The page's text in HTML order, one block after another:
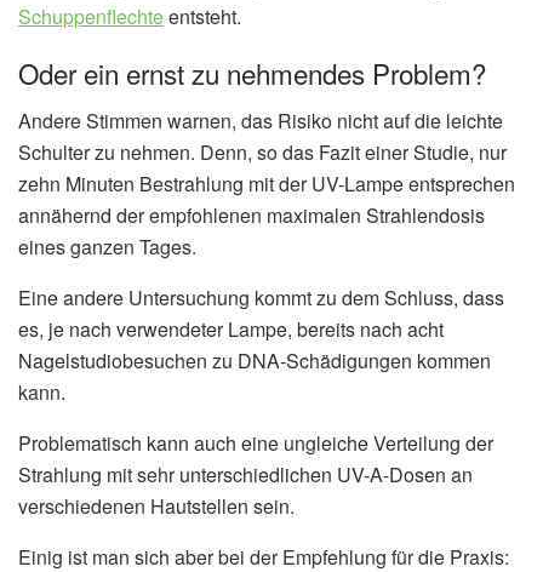
Schuppenflechteentsteht.
Oder ein ernst zu nehmendes Problem?
Andere Stimmen warnen, das Risiko nicht auf die leichte
Schulter zu nehmen. Denn, so das Fazit einer Studie, nur
zehn Minuten Bestrahlung mit der UV-Lampe entsprechen
annähernd der empfohlenen maximalen Strahlendosis
eines ganzen Tages.
Eine andere Untersuchung kommt zu dem Schluss, dass
es, je nach verwendeter Lampe, bereits nach acht
Nagelstudiobesuchen zu DNA-Schädigungen kommen
kann.
Problematisch kann auch eine ungleiche Verteilung der
Strahlung mit sehr unterschiedlichen UV-A-Dosen an
verschiedenen Hautstellen sein.
Einig ist man sich aber bei der Empfehlung für die Praxis: